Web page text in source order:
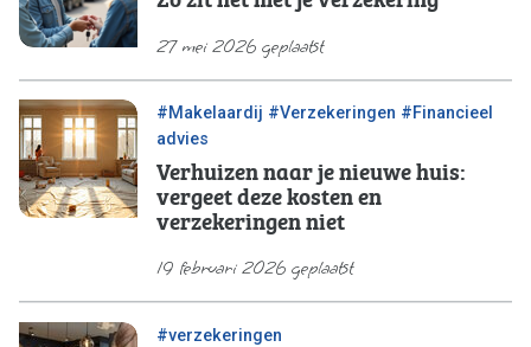
27 mei 2026 geplaatst
#Makelaardij /#Verzekeringen /#Financieel
advies
Verhuizen naar je nieuwe huis:
vergeet deze kosten en
verzekeringen niet
19 februari 2026 geplaatst
#verzekeringen